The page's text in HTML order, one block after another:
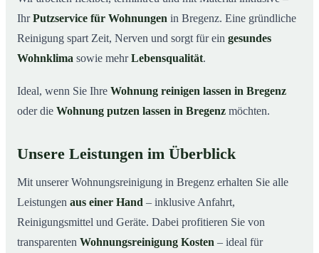
08So reinigen unsere Profis Ihre Wohnung in
Bregenz
IhrPutzservice für Wohnungen in Bregenz. Eine gründliche
Reinigung spart Zeit, Nerven und sorgt für ein gesundes
Wohnklima sowie mehrLebensqualität.
Ideal, wenn Sie Ihre Wohnung reinigen lassen in Bregenz
oder die Wohnung putzen lassen in Bregenz möchten.
Unsere Leistungen im Überblick
Mit unserer Wohnungsreinigung in Bregenz erhalten Sie alle
Leistungen aus einer Hand – inklusive Anfahrt,
Reinigungsmittel und Geräte. Dabei profitieren Sie von
transparenten Wohnungsreinigung Kosten – ideal für